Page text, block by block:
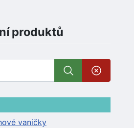
produktů
vaničky